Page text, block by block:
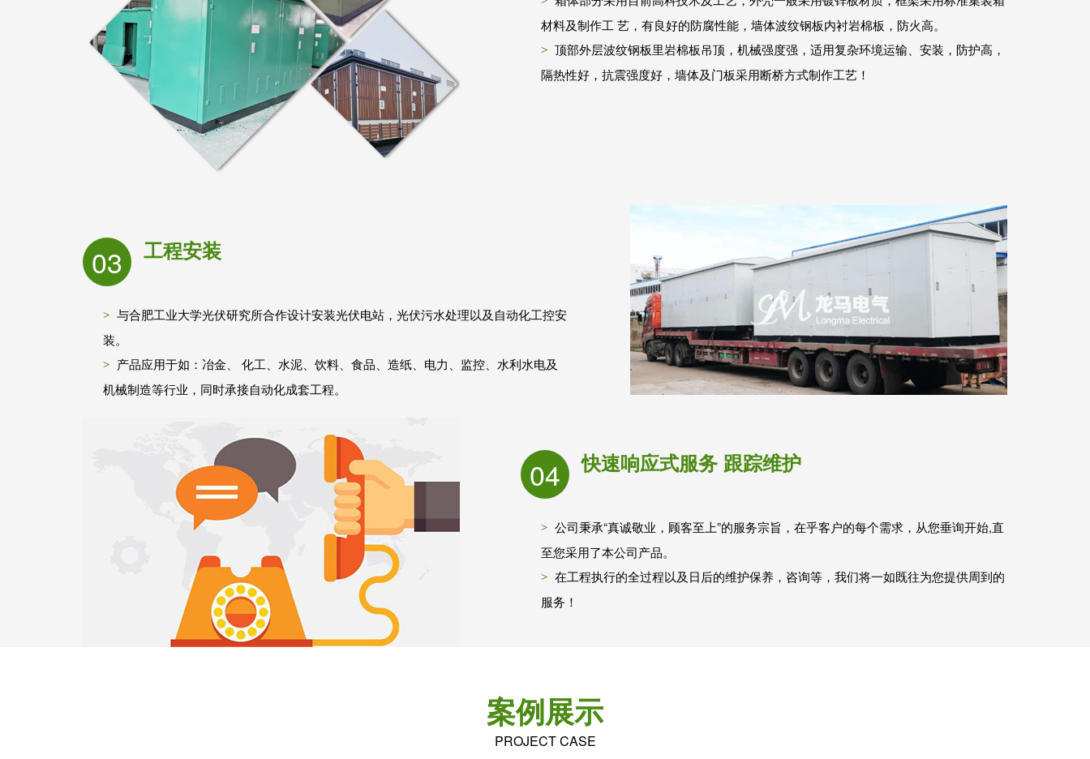
材料及制作工 艺，有良好的防腐性能，墙体波纹钢板内衬岩棉板，防火高。
顶部外层波纹钢板里岩棉板吊顶，机械强度强，适用复杂环境运输、安装，防护高，
隔热性好，抗震强度好，墙体及门板采用断桥方式制作工艺！
03 工程安装
与合肥工业大学光伏研究所合作设计安装光伏电站，光伏污水处理以及自动化工控安
装。
产品应用于如：冶金、 化工、水泥、饮料、食品、造纸、电力、监控、水利水电及
机械制造等行业，同时承接自动化成套工程。
04 快速响应式服务 跟踪维护
公司秉承“真诚敬业，顾客至上”的服务宗旨，在乎客户的每个需求，从您垂询开始,直
至您采用了本公司产品。
在工程执行的全过程以及日后的维护保养，咨询等，我们将一如既往为您提供周到的
服务！
案例展示
PROJECT CASE